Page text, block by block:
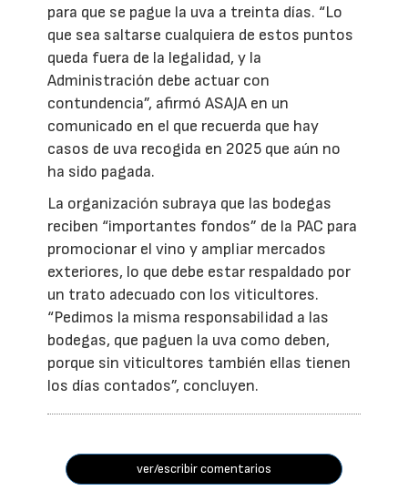
para que se pague la uva a treinta días. “Lo
que sea saltarse cualquiera de estos puntos
queda fuera de la legalidad, y la
Administración debe actuar con
contundencia”, afirmó ASAJA en un
comunicado en el que recuerda que hay
casos de uva recogida en 2025 que aún no
ha sido pagada.
La organización subraya que las bodegas
reciben “importantes fondos” de la PAC para
promocionar el vino y ampliar mercados
exteriores, lo que debe estar respaldado por
un trato adecuado con los viticultores.
“Pedimos la misma responsabilidad a las
bodegas, que paguen la uva como deben,
porque sin viticultores también ellas tienen
los días contados”, concluyen.
ver/escribir comentarios